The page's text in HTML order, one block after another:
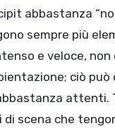
abbastanza
sempre più
e veloce, non
ciò
attenti.
di scena che